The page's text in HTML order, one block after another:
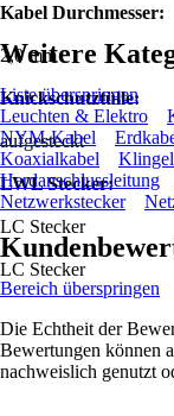
Kabel Durchmesser:
2,0 mm
Knickschutztülle:
aufgesteckt
LWL Stecker:
LC Stecker
LC Stecker
Weitere
Liste überspringen
Leuchten & Elektro
NYM-Kabel
Koaxialkabel
Herdanschlussleitung
Netzwerkstecker
Bereich überspringen
Die Echtheit der
Bewertungen können
nachweislich genutzt